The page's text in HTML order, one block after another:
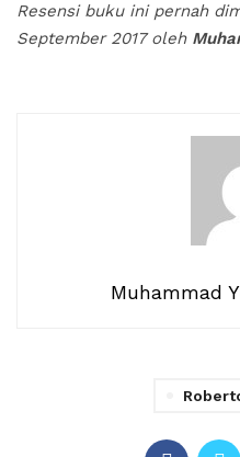
Resensi buku ini pernah
September 2017 oleh
Muhammad